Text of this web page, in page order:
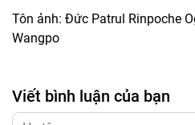
Tôn ảnh: Đức Patrul Rinpoche
Wangpo
Viết bình luận của bạn